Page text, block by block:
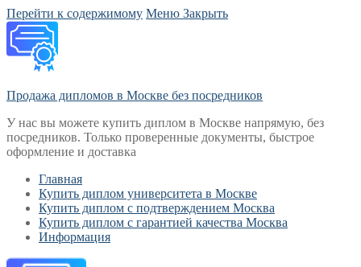
Перейти к содержимому Меню Закрыть
Продажа дипломов в Москве без посредников
У нас вы можете купить диплом в Москве напрямую, без
посредников. Только проверенные документы, быстрое
оформление и доставка
Главная
Купить диплом университета в Москве
Купить диплом с подтверждением Москва
Купить диплом с гарантией качества Москва
Информация